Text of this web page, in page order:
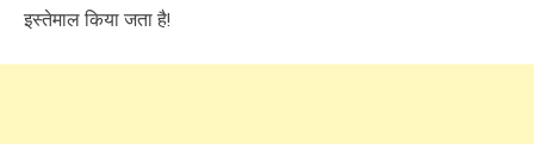
इस्तेमाल किया जता है!